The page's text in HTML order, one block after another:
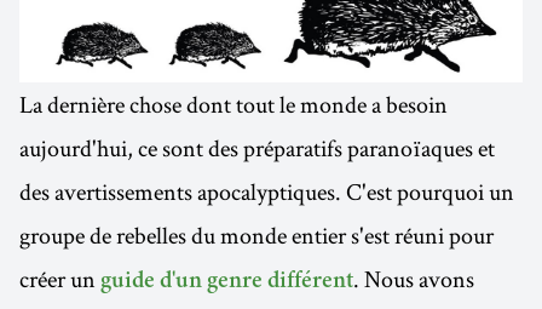
La dernière chose dont tout le monde a besoin
aujourd'hui, ce sont des préparatifs paranoïaques et
des avertissements apocalyptiques. C'est pourquoi un
groupe de rebelles du monde entier s'est réuni pour
créer un guide d'un genre différent. Nous avons